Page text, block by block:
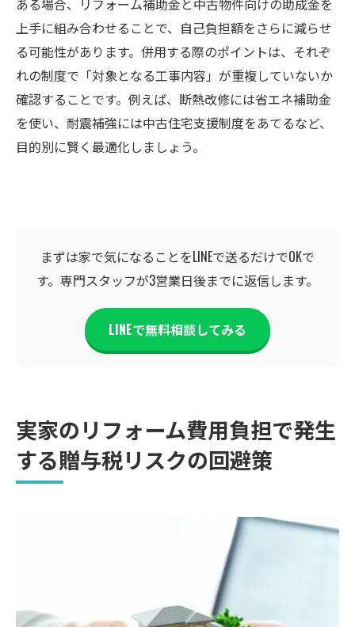
ある場合、リフォーム補助金と中古物件向けの助成金を
上手に組み合わせることで、自己負担額をさらに減らせ
る可能性があります。併用する際のポイントは、それぞ
れの制度で「対象となる工事内容」が重複していないか
確認することです。例えば、断熱改修には省エネ補助金
を使い、耐震補強には中古住宅支援制度をあてるなど、
目的別に賢く最適化しましょう。
まずは家で気になることをLINEで送るだけでOKで
す。専門スタッフが3営業日後までに返信します。
LINEで無料相談してみる
実家のリフォーム費用負担で発生
する贈与税リスクの回避策